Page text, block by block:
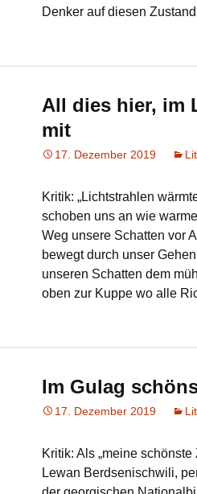
Denker auf diesen
All dies hier, im
mit
17. Dezember 2019
Kritik: „Lichtstrahlen
schoben uns an wie
Weg unsere Schatten vor
bewegt durch unser
unseren Schatten dem
oben zur Kuppe wo alle
Im Gulag
17. Dezember 2019
Kritik: Als „meine schönste
Lewan Berdsenischwili,